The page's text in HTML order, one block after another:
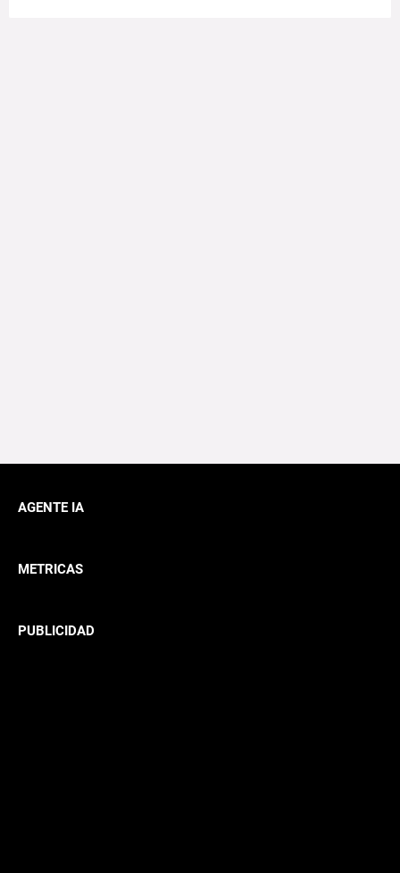
AGENTE IA
METRICAS
PUBLICIDAD